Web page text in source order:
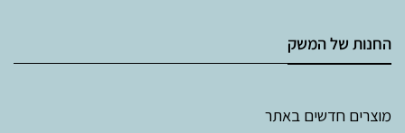
החנות של המשק
מוצרים חדשים באתר